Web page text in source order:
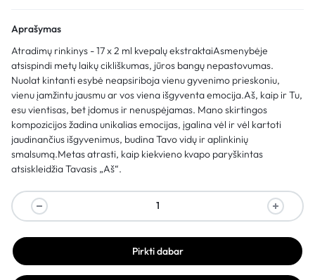
Aprašymas
Atradimų rinkinys - 17 x 2 ml kvepalų ekstraktaiAsmenybėje
atsispindi metų laikų cikliškumas, jūros bangų nepastovumas.
Nuolat kintanti esybė neapsiriboja vienu gyvenimo prieskoniu,
vienu įamžintu jausmu ar vos viena išgyventa emocija.Aš, kaip ir Tu,
esu vientisas, bet įdomus ir nenuspėjamas. Mano skirtingos
kompozicijos žadina unikalias emocijas, įgalina vėl ir vėl kartoti
jaudinančius išgyvenimus, budina Tavo vidų ir aplinkinių
smalsumą.Metas atrasti, kaip kiekvieno kvapo paryškintas
atsiskleidžia Tavasis „Aš“.
Pirkti dabar